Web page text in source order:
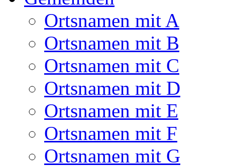
Ortsnamen mit A
Ortsnamen mit B
Ortsnamen mit C
Ortsnamen mit D
Ortsnamen mit E
Ortsnamen mit F
Ortsnamen mit G